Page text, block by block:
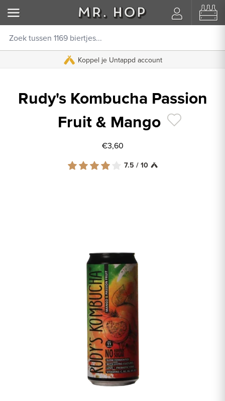
Koppel je Untappd account
Rudy's Kombucha Passion
Fruit & Mango
€3,60
7.5 / 10